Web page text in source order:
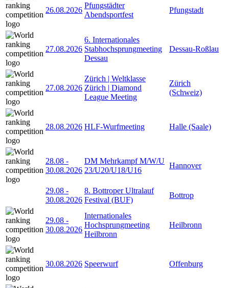
26.08.2026
Pfungstädter
Abendsportfest
Pfungstadt
27.08.2026
6. Internationales
Stabhochsprungmeeting
Dessau
Dessau-Roßlau
27.08.2026
Zürich | Weltklasse
Zürich | Diamond
League Meeting
Zürich
(Schweiz)
28.08.2026 HLF-Wurfmeeting Halle (Saale)
28.08 -
30.08.2026
DM Mehrkampf M/W/U
23/U20/U18/U16
Hannover
29.08 -
30.08.2026
8. Bottroper Ultralauf
Festival (BUF)
Bottrop
29.08 -
30.08.2026
Internationales
Hochsprungmeeting
Heilbronn
Heilbronn
30.08.2026 Speerwurf Offenburg